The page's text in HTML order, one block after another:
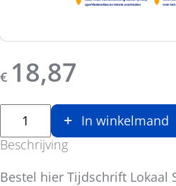
€ 18,87
In winkelmand
Beschrijving
Bestel hier Tijdschrift Lokaal